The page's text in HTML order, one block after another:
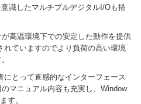
識したマルチプルデジタルI/Oも搭
高温環境下での安定した動作を提供
れていますのでより負荷の高い環境
とって直感的なインターフェース
マニュアル内容も充実し、Window
す。